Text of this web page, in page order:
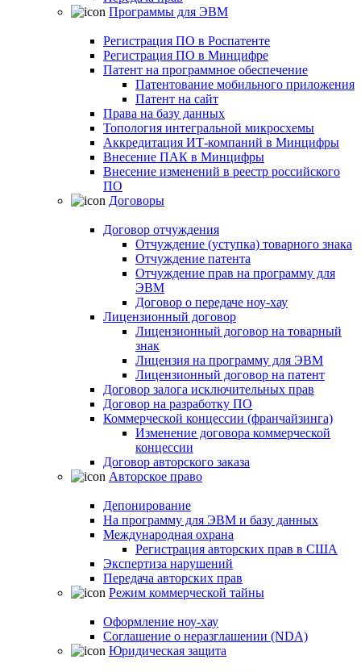
Программы для ЭВМ
Регистрация ПО в Роспатенте
Регистрация ПО в Минцифре
Патент на программное обеспечение
Патентование мобильного приложения
Патент на сайт
Права на базу данных
Топология интегральной микросхемы
Аккредитация ИТ-компаний в Минцифры
Внесение ПАК в Минцифры
Внесение изменений в реестр российского
ПО
Договоры
Договор отчуждения
Отчуждение (уступка) товарного знака
Отчуждение патента
Отчуждение прав на программу для
ЭВМ
Договор о передаче ноу-хау
Лицензионный договор
Лицензионный договор на товарный
знак
Лицензия на программу для ЭВМ
Лицензионный договор на патент
Договор залога исключительных прав
Договор на разработку ПО
Коммерческой концессии (франчайзинга)
Изменение договора коммерческой
концессии
Договор авторского заказа
Авторское право
Депонирование
На программу для ЭВМ и базу данных
Международная охрана
Регистрация авторских прав в США
Экспертиза нарушений
Передача авторских прав
Режим коммерческой тайны
Оформление ноу-хау
Соглашение о неразглашении (NDA)
Юридическая защита